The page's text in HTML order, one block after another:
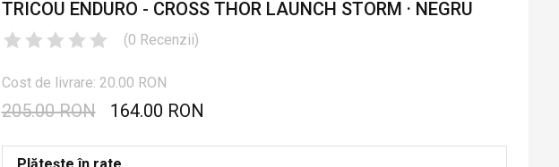
TRICOU ENDURO - CROSS THOR LAUNCH STORM · NEGRU
(0 Recenzii)
Cost de livrare: 20.00 RON
205.00 RON 164.00 RON
Plătește în rate